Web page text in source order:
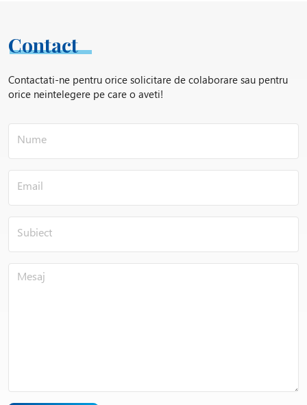
Contact
Contactati-ne pentru orice solicitare de colaborare sau pentru
orice neintelegere pe care o aveti!